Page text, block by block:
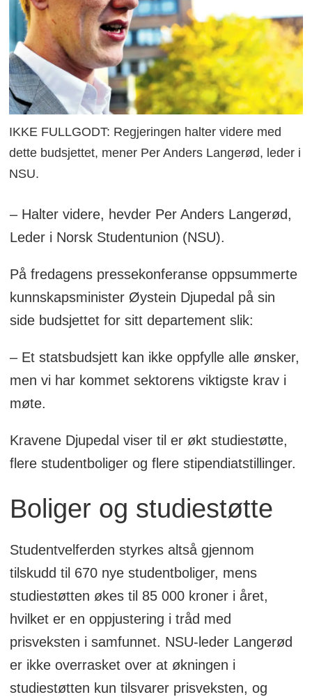
IKKE FULLGODT: Regjeringen halter videre med
dette budsjettet, mener Per Anders Langerød, leder i
NSU.
– Halter videre, hevder Per Anders Langerød,
Leder i Norsk Studentunion (NSU).
På fredagens pressekonferanse oppsummerte
kunnskapsminister Øystein Djupedal på sin
side budsjettet for sitt departement slik:
– Et statsbudsjett kan ikke oppfylle alle ønsker,
men vi har kommet sektorens viktigste krav i
møte.
Kravene Djupedal viser til er økt studiestøtte,
flere studentboliger og flere stipendiatstillinger.
Boliger og studiestøtte
Studentvelferden styrkes altså gjennom
tilskudd til 670 nye studentboliger, mens
studiestøtten økes til 85 000 kroner i året,
hvilket er en oppjustering i tråd med
prisveksten i samfunnet. NSU-leder Langerød
er ikke overrasket over at økningen i
studiestøtten kun tilsvarer prisveksten, og